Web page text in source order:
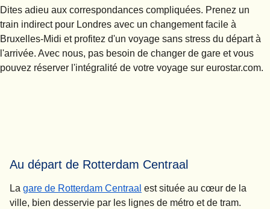
Dites adieu aux correspondances compliquées. Prenez un
train indirect pour Londres avec un changement facile à
Bruxelles-Midi et profitez d'un voyage sans stress du départ à
l'arrivée. Avec nous, pas besoin de changer de gare et vous
pouvez réserver l'intégralité de votre voyage sur eurostar.com.
Au départ de Rotterdam Centraal
La gare de Rotterdam Centraal est située au cœur de la
ville, bien desservie par les lignes de métro et de tram.